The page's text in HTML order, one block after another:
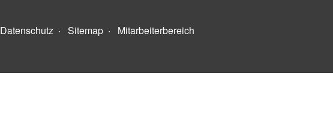
Datenschutz· Sitemap· Mitarbeiterbereich